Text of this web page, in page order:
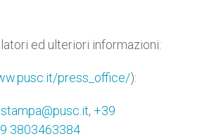
ed ulteriori informazioni:
press_office/):
stampa@pusc.it, +39
3803463384